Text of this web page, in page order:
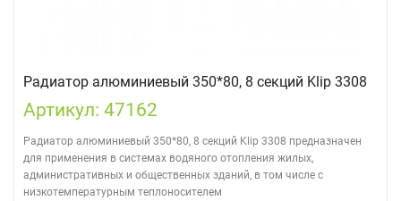
Радиатор алюминиевый 350*80, 8 секций Klip 3308
Артикул: 47162
Радиатор алюминиевый 350*80, 8 секций Klip 3308 предназначен
для применения в системах водяного отопления жилых,
административных и общественных зданий, в том числе с
низкотемпературным теплоносителем